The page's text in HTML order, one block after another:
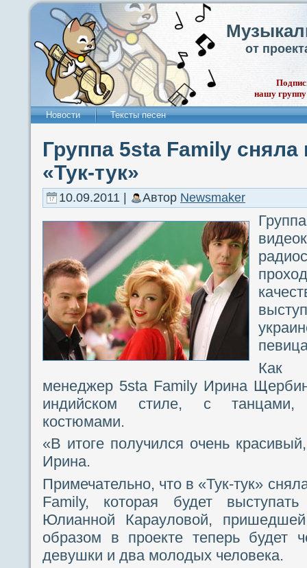
от
нашу
Новости Тексты песен
Группа 5sta Family
«Тук-тук»
10.09.2011 | Автор Newsmaker
Как
менеджер 5sta Family Ирина
индийском стиле, с танцами,
костюмами.
«В итоге получился очень
Ирина.
Примечательно, что в «Тук-тук»
Family, которая будет
Юлианной Карауловой,
образом в проекте теперь будет
девушки и два молодых человека.